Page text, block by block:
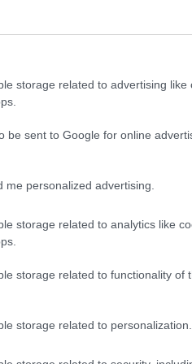
storage related to advertising like
be sent to Google for online
personalized advertising.
storage related to analytics like
storage related to functionality of
storage related to personalization.